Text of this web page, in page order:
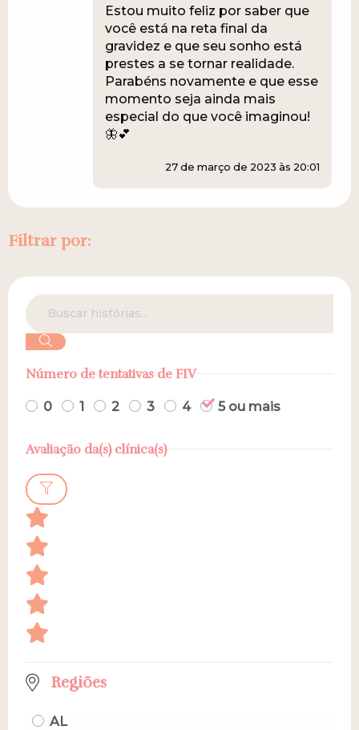
Filtrar por:
Número de tentativas de FIV
0 1 2 3 4 5 ou mais
Avaliação da(s) clínica(s)
Regiões
AL
Estou muito feliz por saber que
você está na reta final da
gravidez e que seu sonho está
prestes a se tornar realidade.
Parabéns novamente e que esse
momento seja ainda mais
especial do que você imaginou!
🦋💕
27 de março de 2023 às 20:01